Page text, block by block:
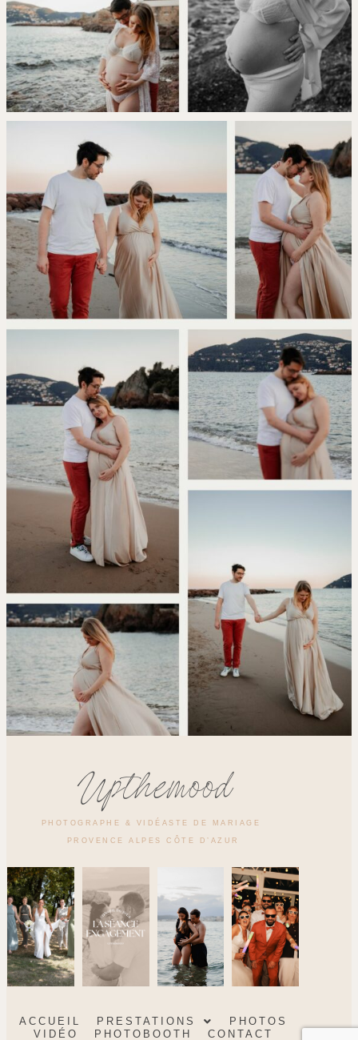
Upthemood
PHOTOGRAPHE & VIDÉASTE DE MARIAGE
PROVENCE ALPES CÔTE D’AZUR
ACCUEIL PRESTATIONS
PHOTOS
VIDÉO
PHOTOBOOTH CONTACT